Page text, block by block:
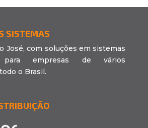
SISTEMAS
José, com soluções em sistemas
para empresas de vários
o Brasil.